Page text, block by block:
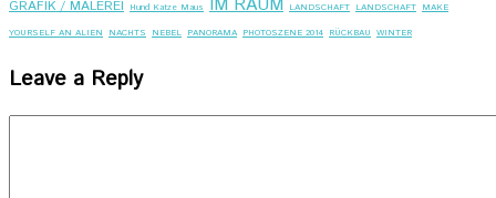
GRAFIK / MALEREI Hund Katze Maus IM RAUM LANDSCHAFT LANDSCHAFT MAKE
YOURSELF AN ALIEN NACHTS NEBEL PANORAMA PHOTOSZENE 2014 RÜCKBAU WINTER
Leave a Reply